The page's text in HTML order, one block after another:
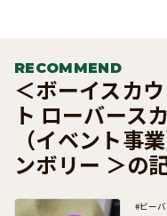
RECOMMEND
＜ボーイスカ
ト ローバース
（イベント事
ンボリー ＞の
#ビー